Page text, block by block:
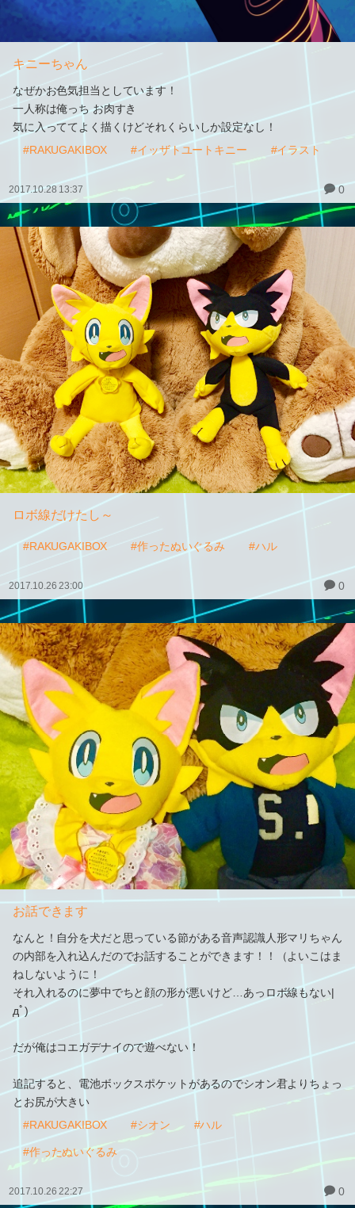
キニーちゃん
なぜかお色気担当としています！
一人称は俺っち お肉すき
気に入っててよく描くけどそれくらいしか設定なし！
#RAKUGAKIBOX
#イッザトユートキニー #イラスト
2017.10.28 13:37 0
ロボ線だけたし～
#RAKUGAKIBOX #作ったぬいぐるみ #ハル
2017.10.26 23:00 0
お話できます
なんと！自分を犬だと思っている節がある音声認識人形マリちゃん
の内部を入れ込んだのでお話することができます！！（よいこはま
ねしないように！
それ入れるのに夢中でちと顔の形が悪いけど…あっロボ線もない|
дﾟ)
だが俺はコエガデナイので遊べない！
追記すると、電池ボックスポケットがあるのでシオン君よりちょっ
とお尻が大きい
#RAKUGAKIBOX
#シオン #ハル
#作ったぬいぐるみ
2017.10.26 22:27 0